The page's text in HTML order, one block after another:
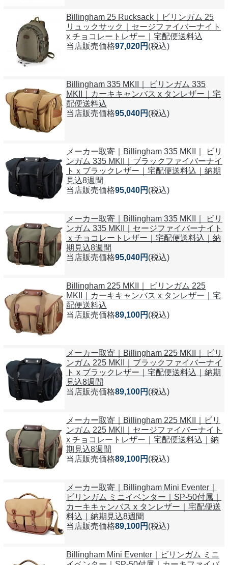
Billingham 25 Rucksack｜ビリンガム 25
リュックサック｜セージファイバーナイト
x チョコレートレザー｜宅配便送料込
当店販売価格97,020円 (税込)
Billingham 335 MKII｜ ビリンガム 335
MKII｜カーキキャンバス x タンレザー｜宅
配便送料込
当店販売価格95,040円 (税込)
メーカー取寄｜Billingham 335 MKII｜ ビリ
ンガム 335 MKII｜ブラックファイバーナイ
トｘブラックレザー｜宅配便送料込｜納期
見込8週間
当店販売価格95,040円 (税込)
メーカー取寄｜Billingham 335 MKII｜ ビリ
ンガム 335 MKII｜セージファイバーナイト
ｘチョコレートレザー｜宅配便送料込｜納
期見込8週間
当店販売価格95,040円 (税込)
Billingham 225 MKII｜ ビリンガム 225
MKII｜カーキキャンバス x タンレザー｜宅
配便送料込
当店販売価格89,100円 (税込)
メーカー取寄｜Billingham 225 MKII｜ ビリ
ンガム 225 MKII｜ブラックファイバーナイ
ト x ブラックレザー｜宅配便送料込｜納期
見込8週間
当店販売価格89,100円 (税込)
メーカー取寄｜Billingham 225 MKII｜ビリ
ンガム 225 MKII｜セージファイバーナイト
x チョコレートレザー｜宅配便送料込｜納
期見込8週間
当店販売価格89,100円 (税込)
メーカー取寄｜Billingham Mini Eventer｜
ビリンガム ミニイベンター｜SP-50付属｜
カーキキャンバス x タンレザー｜宅配便送
料込｜納期見込8週間
当店販売価格89,100円 (税込)
Billingham Mini Eventer｜ビリンガム ミニ